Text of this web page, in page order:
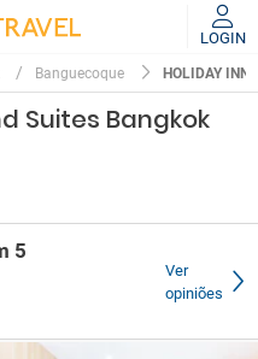
LOGIN
Banguecoque HOLIDAY INN
Suites Bangkok
Ver
opiniões